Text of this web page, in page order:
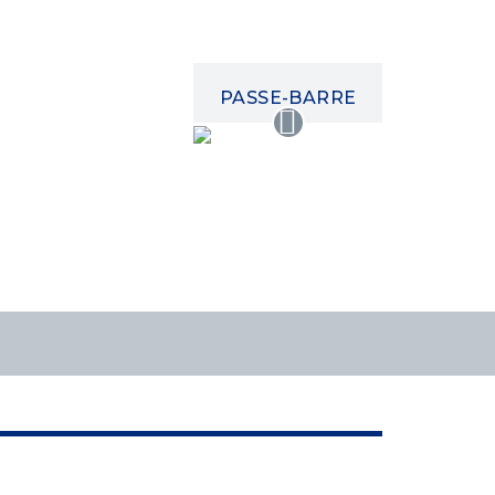
PASSE-BARRE